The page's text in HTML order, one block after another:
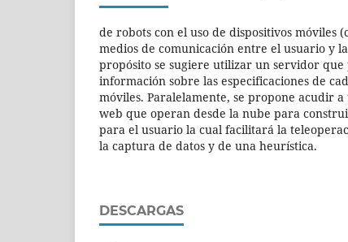
de robots con el uso de dispositivos móviles
medios de comunicación entre el usuario y
propósito se sugiere utilizar un servidor
información sobre las especificaciones de
móviles. Paralelamente, se propone acudir
web que operan desde la nube para
para el usuario la cual facilitará la
la captura de datos y de una heurística.
DESCARGAS